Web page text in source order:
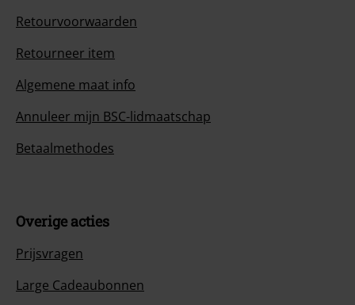
Retourvoorwaarden
Retourneer item
Algemene maat info
Annuleer mijn BSC-lidmaatschap
Betaalmethodes
Overige acties
Prijsvragen
Large Cadeaubonnen